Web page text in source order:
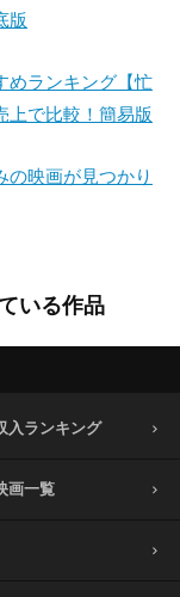
版
めランキング【忙
上で比較！簡易版
の映画が見つかり
いる作品
入ランキング
画一覧